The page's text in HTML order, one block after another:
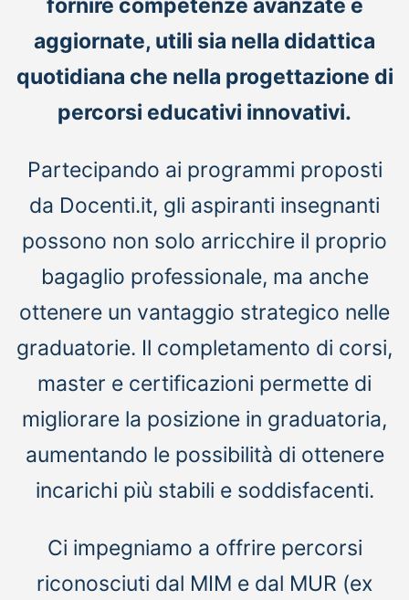
fornire competenze avanzate e
aggiornate, utili sia nella didattica
quotidiana che nella progettazione di
percorsi educativi innovativi.
Partecipando ai programmi proposti
da Docenti.it, gli aspiranti insegnanti
possono non solo arricchire il proprio
bagaglio professionale, ma anche
ottenere un vantaggio strategico nelle
graduatorie. Il completamento di corsi,
master e certificazioni permette di
migliorare la posizione in graduatoria,
aumentando le possibilità di ottenere
incarichi più stabili e soddisfacenti.
Ci impegniamo a offrire percorsi
riconosciuti dal MIM e dal MUR (ex